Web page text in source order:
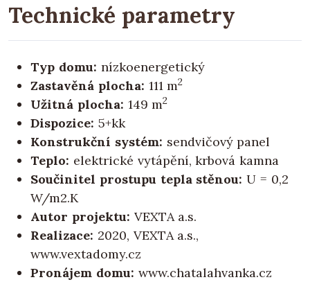
Technické parametry
Typ domu: nízkoenergetický
Zastavěná plocha: 111 m2
Užitná plocha: 149 m2
Dispozice: 5+kk
Konstrukční systém: sendvičový panel
Teplo: elektrické vytápění, krbová kamna
Součinitel prostupu tepla stěnou: U = 0,2
W/m2.K
Autor projektu: VEXTA a.s.
Realizace: 2020, VEXTA a.s.,
www.vextadomy.cz
Pronájem domu: www.chatalahvanka.cz